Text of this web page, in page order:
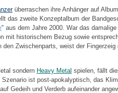
überraschen ihre Anhänger auf Album
das zweite Konzeptalbum der
" aus dem Jahre 2000. War das
mit historischem Bezug sowie
Zwischenparts, weist der Fingerzeig
sondern Heavy Metal spielen, fällt
ist post-apokalyptisch, das
Gedeih und Verderb aufeinander